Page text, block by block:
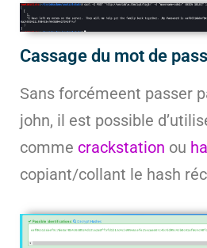
Cassage du mot de
Sans forcémeent passer
john, il est possible
comme crackstation ou
copiant/collant le hash